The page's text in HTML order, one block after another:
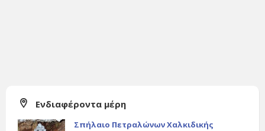
Ενδιαφέροντα μέρη
Σπήλαιο Πετραλώνων Χαλκιδικής